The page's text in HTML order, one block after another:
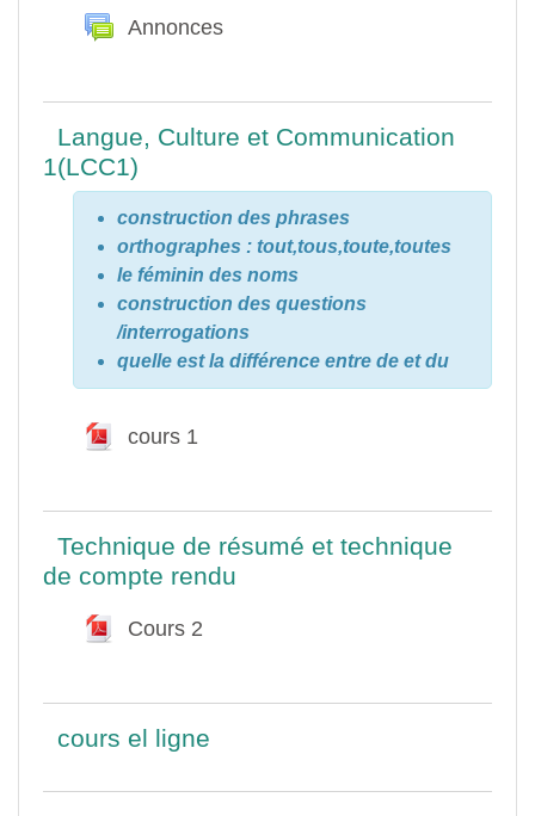
Aperçu des sections
GénéralitésAnnonces
Forum
Langue, Culture et Communication
1(LCC1)
construction des phrases
orthographes : tout,tous,toute,toutes
le féminin des noms
construction des questions
/interrogations
quelle est la différence entre de et du
cours 1
Fichier
Technique de résumé et technique
de compte rendu
Cours 2
Fichier
cours el ligne